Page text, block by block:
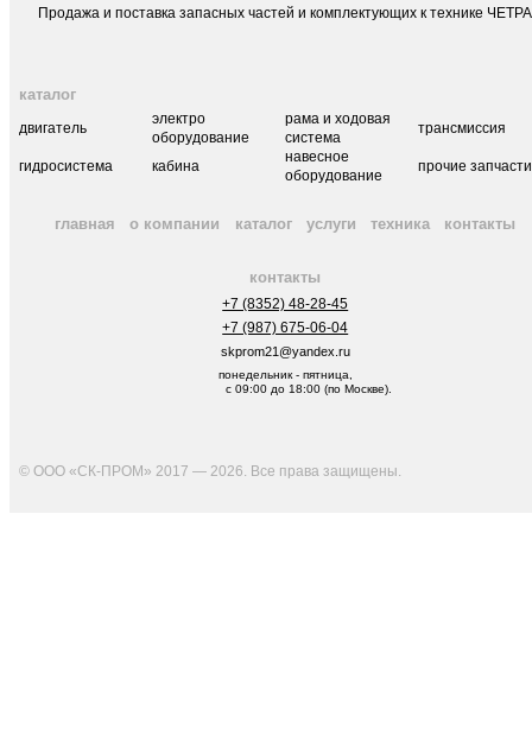
Продажа и поставка запасных частей и комплектующих к технике ЧЕТРА
каталог
двигатель
электро
оборудование
рама и ходовая
система
трансмиссия
гидросистема кабина
навесное
оборудование
прочие запчасти
главная о компании каталог услуги техника контакты
контакты
+7 (8352) 48-28-45
+7 (987) 675-06-04
skprom21@yandex.ru
понедельник - пятница,
с 09:00 до 18:00 (по Москве).
© ООО «СК-ПРОМ» 2017 — 2026. Все права защищены